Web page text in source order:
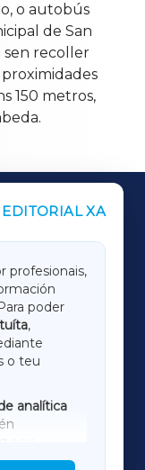
o autobús
de San
sen recoller
proximidades
150 metros,
EDITORIAL XA
profesionais,
poder
,
o teu
analítica